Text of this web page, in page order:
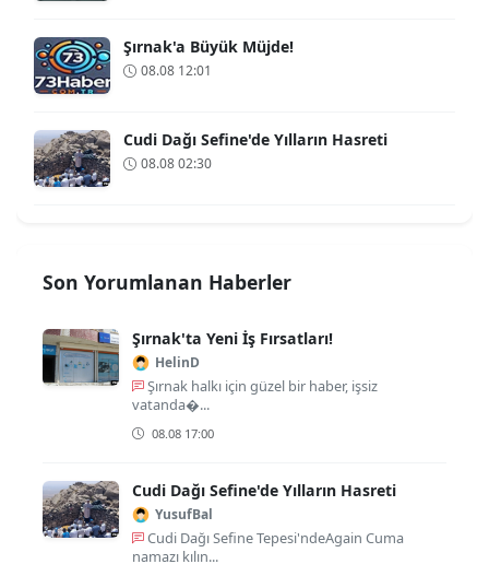
Şırnak'a Büyük Müjde!
08.08 12:01
Cudi Dağı Sefine'de Yılların Hasreti
08.08 02:30
Son Yorumlanan Haberler
Şırnak'ta Yeni İş Fırsatları!
HelinD
Şırnak halkı için güzel bir haber, işsiz
vatanda�...
08.08 17:00
Cudi Dağı Sefine'de Yılların Hasreti
YusufBal
Cudi Dağı Sefine Tepesi'ndeAgain Cuma
namazı kılın...